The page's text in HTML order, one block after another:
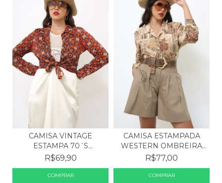
CAMISA VINTAGE
ESTAMPA 70´S
MARROM
R$69,90
CAMISA ESTAMPADA
WESTERN OMBREIRA
ESTILO...
R$77,00